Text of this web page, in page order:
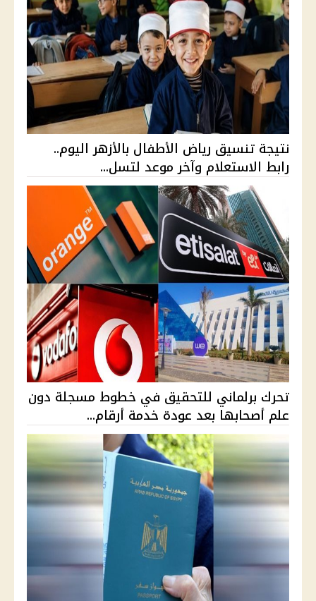
نتيجة تنسيق رياض الأطفال بالأزهر اليوم..
رابط الاستعلام وآخر موعد لتسل...
تحرك برلماني للتحقيق في خطوط مسجلة دون
علم أصحابها بعد عودة خدمة أرقام...